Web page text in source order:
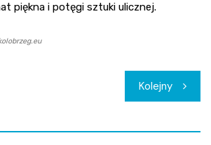
piękna i potęgi sztuki ulicznej.
Kolejny